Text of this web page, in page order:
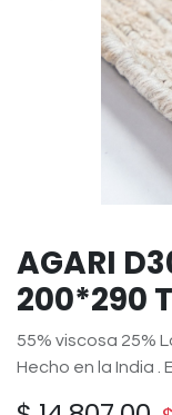
AGARI
200*290
55% viscosa 25%
Hecho en la India .